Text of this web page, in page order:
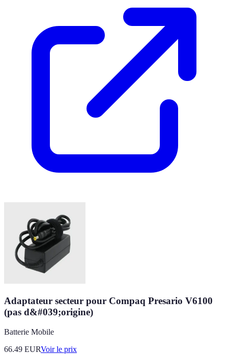
Adaptateur secteur pour Compaq Presario V6100
(pas d&#039;origine)
Batterie Mobile
66.49 EURVoir le prix